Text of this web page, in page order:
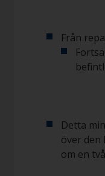
Från
Detta
över
om en